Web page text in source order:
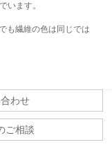
います。
も繊維の色は同じでは
わせ
ご相談